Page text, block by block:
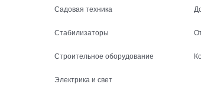
Садовая техника
Стабилизаторы
Строительное оборудование
Электрика и свет